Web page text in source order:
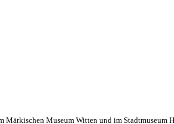
Museum Witten und im Stadtmuseum